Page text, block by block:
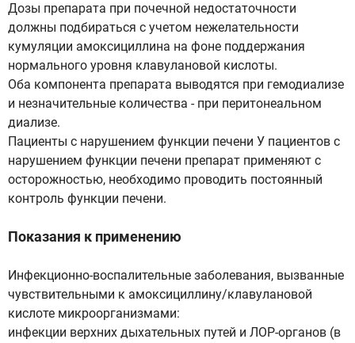
Дозы препарата при почечной недостаточности
должны подбираться с учетом нежелательности
кумуляции амоксициллина на фоне поддержания
нормального уровня клавулановой кислоты.
Оба компонента препарата выводятся при гемодиализе
и незначительные количества - при перитонеальном
диализе.
Пациенты с нарушением функции печени У пациентов с
нарушением функции печени препарат применяют с
осторожностью, необходимо проводить постоянный
контроль функции печени.
Показания к применению
Инфекционно-воспалительные заболевания, вызванные
чувствительными к амоксициллину/клавулановой
кислоте микроорганизмами:
инфекции верхних дыхательных путей и ЛOP-органов (в